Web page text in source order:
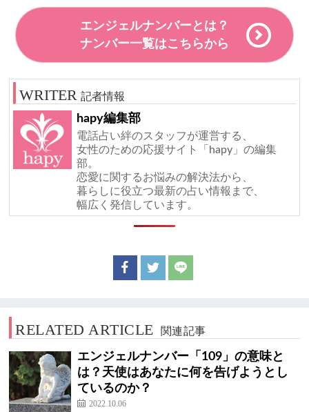
エンジェルナンバーとは？
ナンバー一覧はこちらから
記者情報
hapy編集部
電話占い絆のスタッフが運営する、
女性のための応援サイト「hapy」の編集
部。
恋愛に関するお悩みの解決法から、
暮らしに役立つ最新の占い情報まで、
幅広く発信しています。
RELATED ARTICLE 関連記事
エンジェルナンバー「109」の意味と
は？天使はあなたに何を告げようとし
ているのか？
2022.10.06